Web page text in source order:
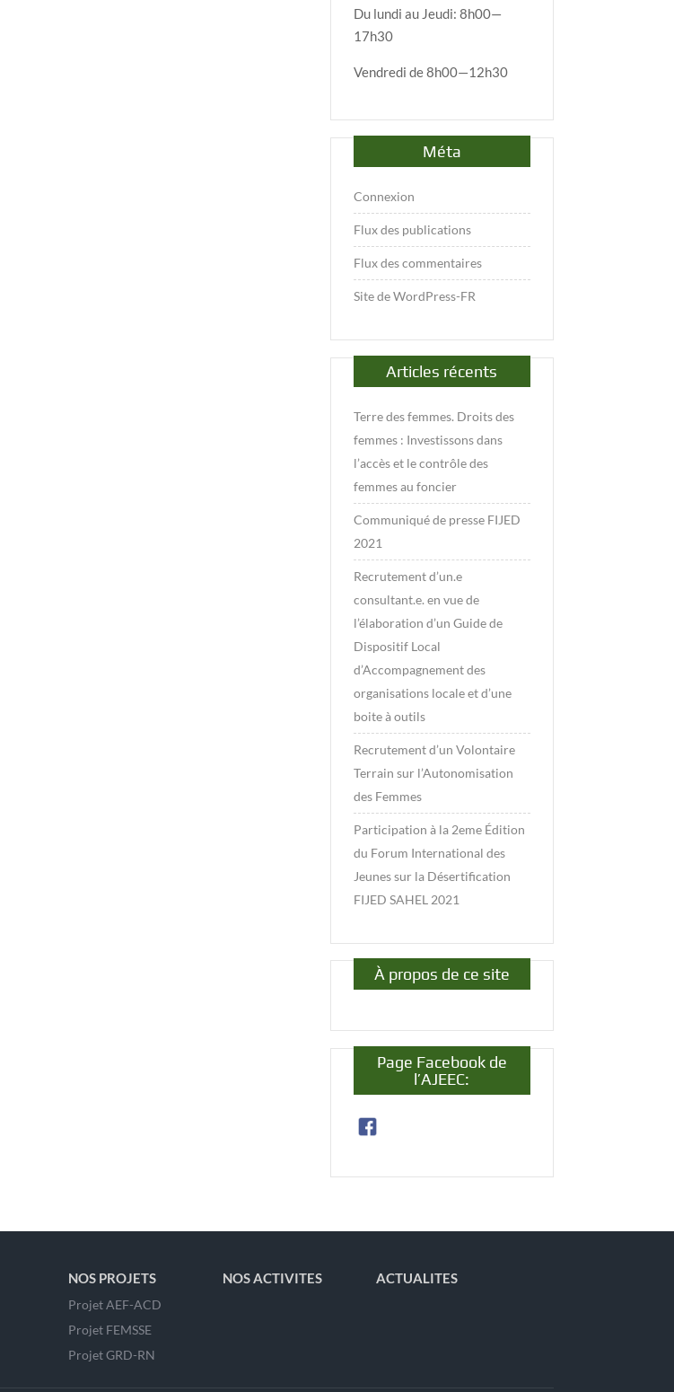
Du lundi au Jeudi: 8h00—
17h30
Vendredi de 8h00—12h30
Méta
Connexion
Flux des publications
Flux des commentaires
Site de WordPress-FR
Articles récents
Terre des femmes. Droits des
femmes : Investissons dans
l’accès et le contrôle des
femmes au foncier
Communiqué de presse FIJED
2021
Recrutement d’un.e
consultant.e. en vue de
l’élaboration d’un Guide de
Dispositif Local
d’Accompagnement des
organisations locale et d’une
boite à outils
Recrutement d’un Volontaire
Terrain sur l’Autonomisation
des Femmes
Participation à la 2eme Édition
du Forum International des
Jeunes sur la Désertification
FIJED SAHEL 2021
À propos de ce site
Page Facebook de
l’AJEEC:
NOS PROJETS
Projet AEF-ACD
Projet FEMSSE
Projet GRD-RN
NOS ACTIVITES ACTUALITES